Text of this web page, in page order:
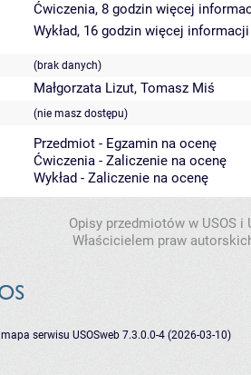
Ćwiczenia, 8 godzin więcej
Wykład, 16 godzin więcej informacji
(brak danych)
Małgorzata Lizut, Tomasz Miś
(nie masz dostępu)
Przedmiot - Egzamin na ocenę
Ćwiczenia - Zaliczenie na ocenę
Wykład - Zaliczenie na ocenę
Opisy przedmiotów w USOS
Właścicielem praw
mapa serwisu USOSweb 7.3.0.0-4 (2026-03-10)